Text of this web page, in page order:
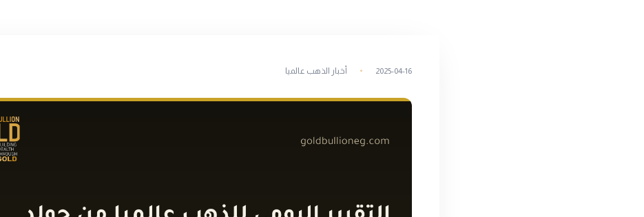
2025-04-16 أخبار الذهب عالميا